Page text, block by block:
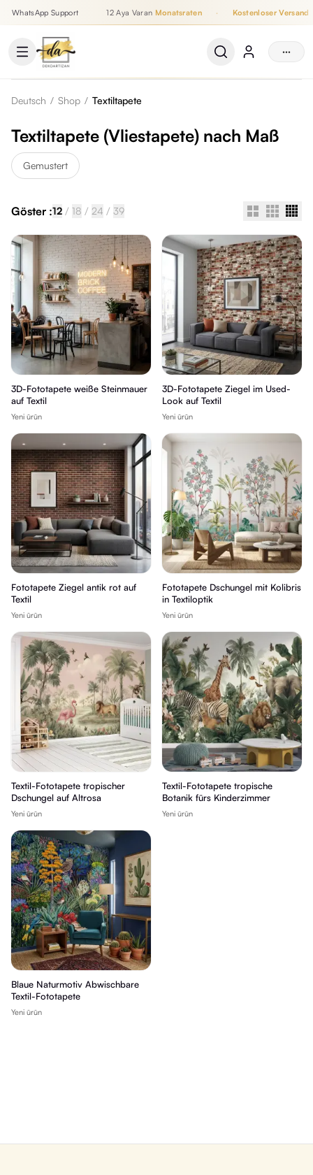
WhatsApp Support 12 Aya Varan Monatsraten Kostenloser Versand
···
Deutsch / Shop / Textiltapete
Textiltapete (Vliestapete) nach Maß
Gemustert
Göster :12 / 18 / 24 / 39
3D-Fototapete weiße Steinmauer
auf Textil
Yeni ürün
3D-Fototapete Ziegel im Used-
Look auf Textil
Yeni ürün
Fototapete Ziegel antik rot auf
Textil
Yeni ürün
Fototapete Dschungel mit Kolibris
in Textiloptik
Yeni ürün
Textil-Fototapete tropischer
Dschungel auf Altrosa
Yeni ürün
Textil-Fototapete tropische
Botanik fürs Kinderzimmer
Yeni ürün
Blaue Naturmotiv Abwischbare
Textil-Fototapete
Yeni ürün